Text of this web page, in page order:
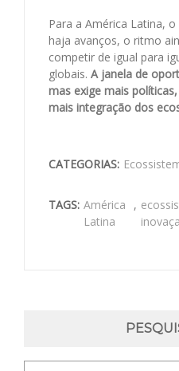
Para a América Latina,
haja avanços, o ritmo
competir de igual para
globais. A janela de
mas exige mais
mais integração dos
CATEGORIAS:
TAGS: América
Latina
,